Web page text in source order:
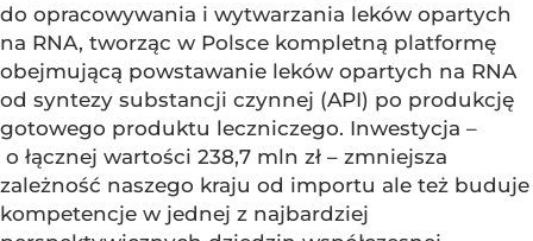
do opracowywania i wytwarzania leków opartych
na RNA, tworząc w Polsce kompletną platformę
obejmującą powstawanie leków opartych na RNA
od syntezy substancji czynnej (API) po produkcję
gotowego produktu leczniczego. Inwestycja –
o łącznej wartości 238,7 mln zł – zmniejsza
zależność naszego kraju od importu ale też buduje
kompetencje w jednej z najbardziej